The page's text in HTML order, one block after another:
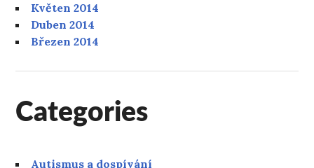
Květen 2014
Duben 2014
Březen 2014
Categories
Autismus a dospívání